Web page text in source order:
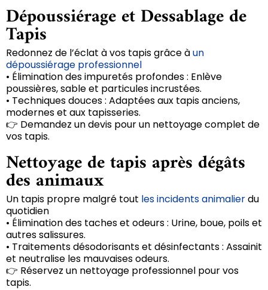
Dépoussiérage et Dessablage de
Tapis
Redonnez de l’éclat à vos tapis grâce àun
dépoussiérage professionnel
• Élimination des impuretés profondes : Enlève
poussières, sable et particules incrustées.
• Techniques douces : Adaptées aux tapis anciens,
modernes et aux tapisseries.
👉 Demandez un devis pour un nettoyage complet de
vos tapis.
Nettoyage de tapis après dégâts
des animaux
Un tapis propre malgré tout les incidents animalierdu
quotidien
• Élimination des taches et odeurs : Urine, boue, poils et
autres salissures.
• Traitements désodorisants et désinfectants : Assainit
et neutralise les mauvaises odeurs.
👉 Réservez un nettoyage professionnel pour vos
tapis.